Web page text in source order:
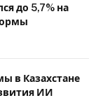
до 5,7% на
в Казахстане
ИИ